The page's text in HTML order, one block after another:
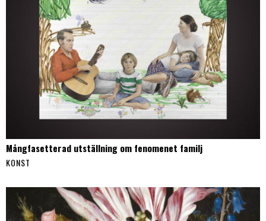
Mångfasetterad utställning om fenomenet familj
KONST